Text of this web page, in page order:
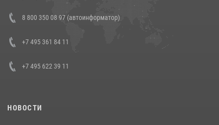
В Росгвардии прошла военно-научная конференция по обобщению
боевого опыта
8 800 350 08 97 (автоинформатор)
+7 495 361 84 11
+7 495 622 39 11
НОВОСТИ